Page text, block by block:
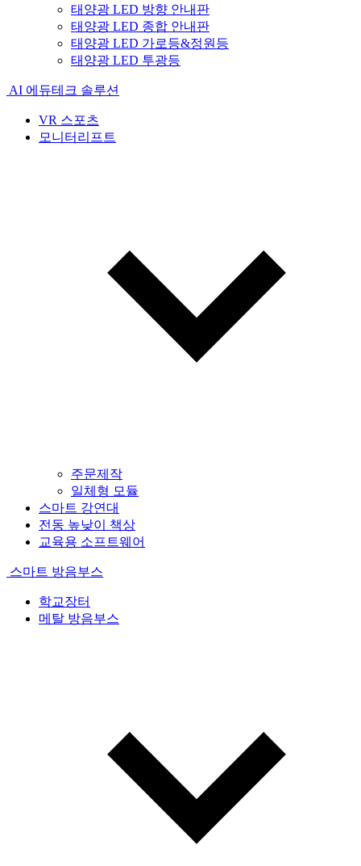
태양광 LED 방향 안내판
태양광 LED 종합 안내판
태양광 LED 가로등&정원등
태양광 LED 투광등
AI 에듀테크 솔루션
VR 스포츠
모니터리프트
주문제작
일체형 모듈
스마트 강연대
전동 높낮이 책상
교육용 소프트웨어
스마트 방음부스
학교장터
메탈 방음부스